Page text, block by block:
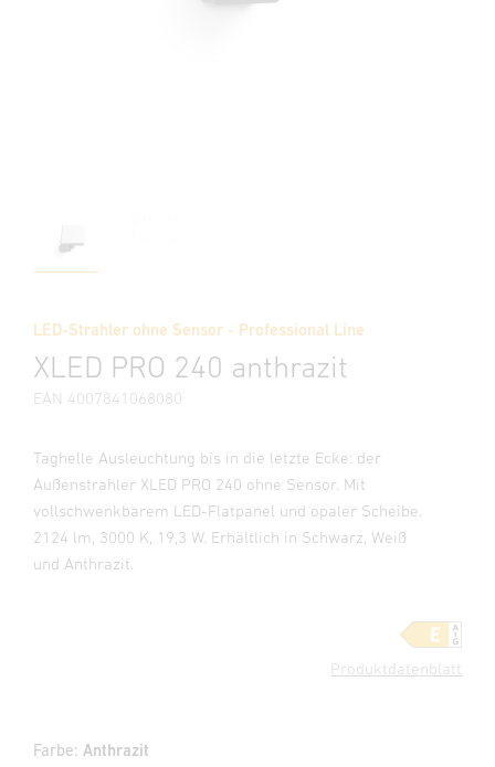
LED-Strahler ohne Sensor - Professional Line
XLED PRO 240 anthrazit
EAN 4007841068080
Taghelle Ausleuchtung bis in die letzte Ecke: der
Außenstrahler XLED PRO 240 ohne Sensor. Mit
vollschwenkbarem LED-Flatpanel und opaler Scheibe.
2124 lm, 3000 K, 19,3 W. Erhältlich in Schwarz, Weiß
und Anthrazit.
Produktdatenblatt
Farbe: Anthrazit